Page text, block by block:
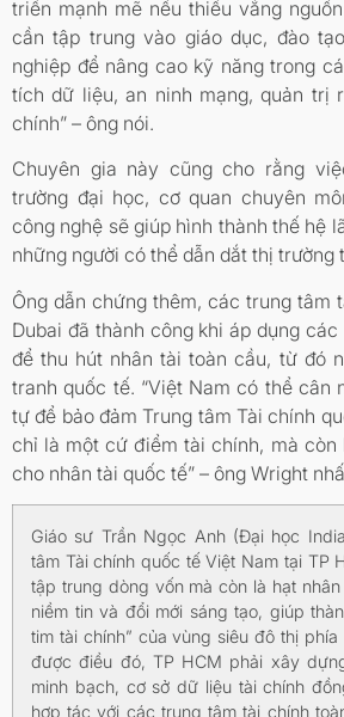
triển mạnh mẽ nếu thiếu vắng
cần tập trung vào giáo dục, đào
nghiệp để nâng cao kỹ năng trong
tích dữ liệu, an ninh mạng, quản trị
chính” – ông nói.
Chuyên gia này cũng cho rằng
trường đại học, cơ quan chuyên
công nghệ sẽ giúp hình thành thế hệ
những người có thể dẫn dắt thị trường
Ông dẫn chứng thêm, các trung tâm
Dubai đã thành công khi áp dụng
để thu hút nhân tài toàn cầu, từ đó
tranh quốc tế. “Việt Nam có thể cân
tự để bảo đảm Trung tâm Tài chính
chỉ là một cứ điểm tài chính, mà còn
cho nhân tài quốc tế” – ông Wright
Giáo sư Trần Ngọc Anh (Đại học
tâm Tài chính quốc tế Việt Nam tại TP
tập trung dòng vốn mà còn là hạt
niềm tin và đổi mới sáng tạo, giúp
tim tài chính” của vùng siêu đô thị
được điều đó, TP HCM phải xây
minh bạch, cơ sở dữ liệu tài chính
hợp tác với các trung tâm tài chính